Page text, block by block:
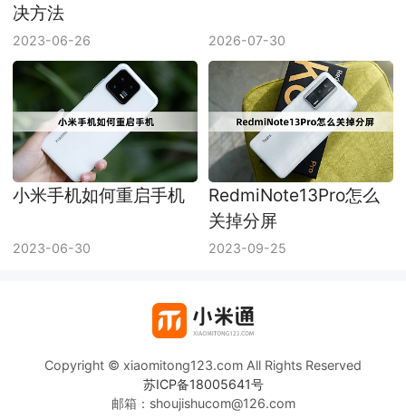
决方法
2023-06-26 2026-07-30
小米手机如何重启手机
2023-06-30
RedmiNote13Pro怎么
关掉分屏
2023-09-25
Copyright © xiaomitong123.com All Rights Reserved
苏ICP备18005641号
邮箱：shoujishucom@126.com